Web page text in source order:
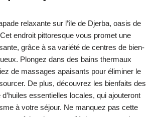
relaxante sur l’île de Djerba, oasis de
endroit pittoresque vous promet une
grâce à sa variété de centres de bien-
Plongez dans des bains thermaux
de massages apaisants pour éliminer le
De plus, découvrez les bienfaits des
essentielles locales, qui ajouteront
à votre séjour. Ne manquez pas cette